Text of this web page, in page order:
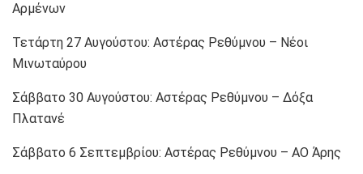
Αρμένων
Τετάρτη 27 Αυγούστου: Αστέρας Ρεθύμνου – Νέοι
Μινωταύρου
Σάββατο 30 Αυγούστου: Αστέρας Ρεθύμνου – Δόξα
Πλατανέ
Σάββατο 6 Σεπτεμβρίου: Αστέρας Ρεθύμνου – ΑΟ Άρης